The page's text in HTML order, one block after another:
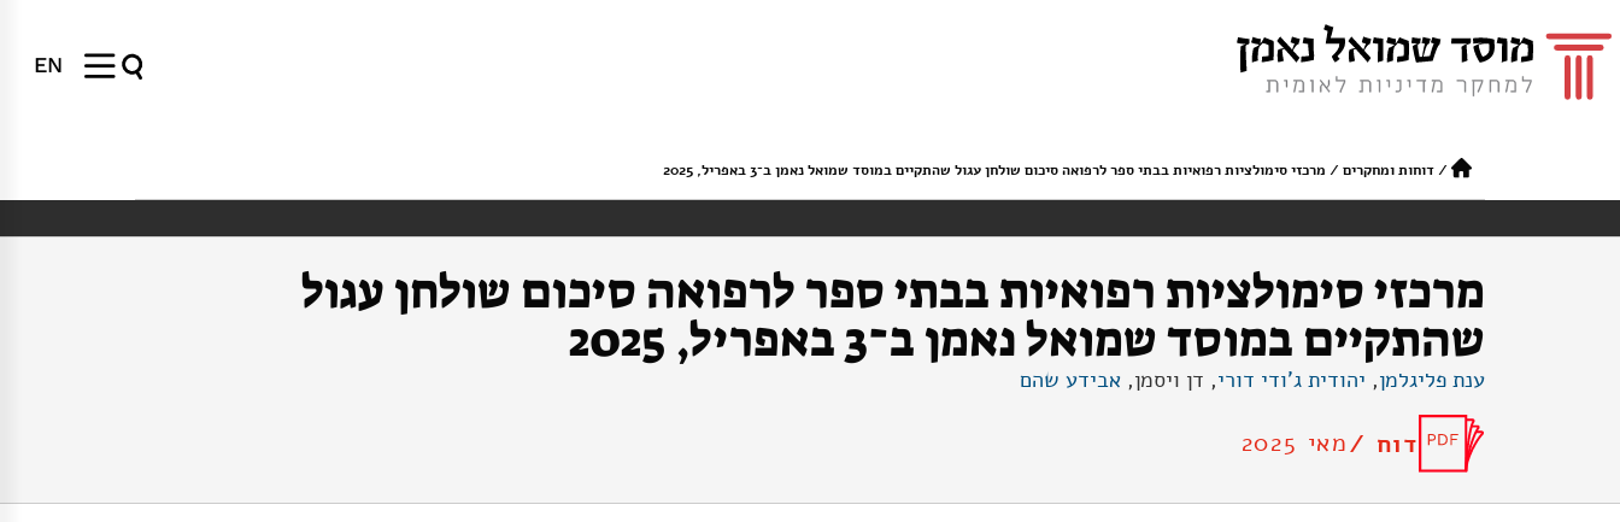
EN
/דוחות ומחקרים / מרכזי סימולציות רפואיות בבתי ספר לרפואה סיכום שולחן עגול שהתקיים במוסד שמואל נאמן ב־3 באפריל, 2025
מרכזי סימולציות רפואיות בבתי ספר לרפואה סיכום שולחן עגול
שהתקיים במוסד שמואל נאמן ב־3 באפריל, 2025
ענת פליגלמן, יהודית ג'ודי דורי, דן ויסמן, אבידע שהם
דוח /מאי 2025